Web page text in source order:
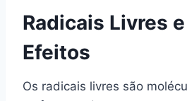
Radicais Livres
Efeitos
Os radicais livres são